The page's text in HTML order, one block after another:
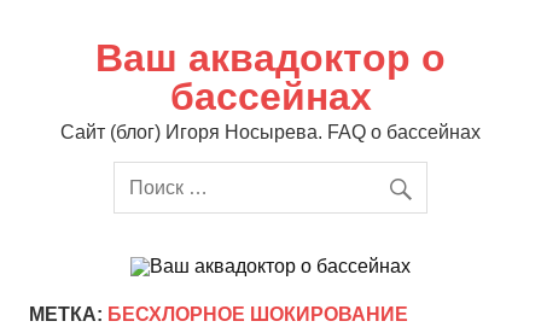
содержимомуВаш аквадоктор о
бассейнах
Сайт (блог) Игоря Носырева. FAQ о бассейнах
МЕТКА: БЕСХЛОРНОЕ ШОКИРОВАНИЕ